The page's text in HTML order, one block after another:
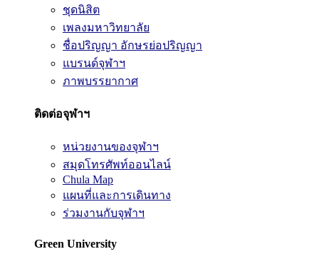
ชุดนิสิต
เพลงมหาวิทยาลัย
ชื่อปริญญา อักษรย่อปริญญา
แบรนด์จุฬาฯ
ภาพบรรยากาศ
ติดต่อจุฬาฯ
หน่วยงานของจุฬาฯ
สมุดโทรศัพท์ออนไลน์
Chula Map
แผนที่และการเดินทาง
ร่วมงานกับจุฬาฯ
Green University